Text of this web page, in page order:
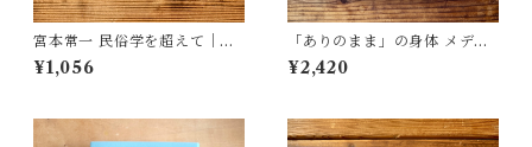
宮本常一 民俗学を超えて｜木
村 哲也
¥1,056
「ありのまま」の身体 メディ
アが描く私の見た目 | 藤嶋 陽
子(著)
¥2,420